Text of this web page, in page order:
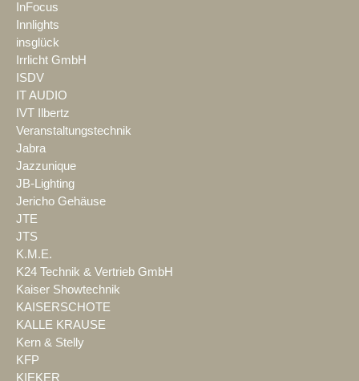
InFocus
Innlights
insglück
Irrlicht GmbH
ISDV
IT AUDIO
IVT Ilbertz
Veranstaltungstechnik
Jabra
Jazzunique
JB-Lighting
Jericho Gehäuse
JTE
JTS
K.M.E.
K24 Technik & Vertrieb GmbH
Kaiser Showtechnik
KAISERSCHOTE
KALLE KRAUSE
Kern & Stelly
KFP
KIEKER